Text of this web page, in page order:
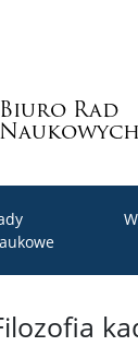
Biuro Rad
Naukowych